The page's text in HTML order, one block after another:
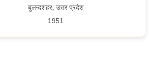
बुलन्दशहर, उत्तर प्रदेश
1951